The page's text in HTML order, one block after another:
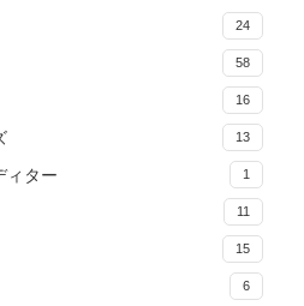
プロジェクトの関数名や
】iframeのコンテ
の読み込みが終わったらイ
トを発火する
Notebookに現在のメモ
Notebook を「.py」の
で実行可能なコードに変
ファイルから Anaconda 仮
境をつくる
views
】iframeのコンテ
の読み込みが終わったらイ
】iframeのコンテ
の読み込みが終わったらイ
のバージョンアップ手
Mac】
ページスクロールでコン
ツをふわっとフェードイン
24
58
16
13
ィター 1
11
15
6